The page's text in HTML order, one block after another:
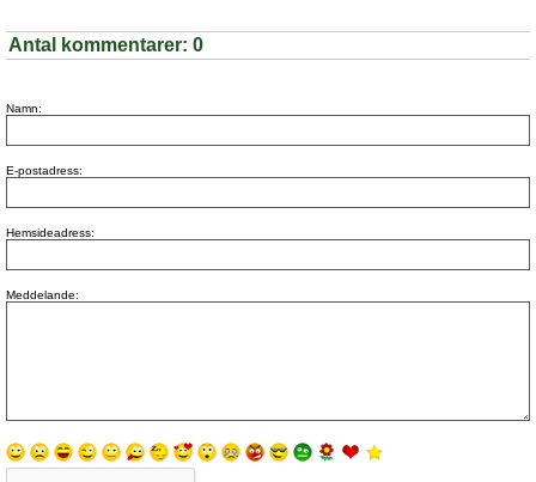
Antal kommentarer: 0
Namn:
E-postadress:
Hemsideadress:
Meddelande: